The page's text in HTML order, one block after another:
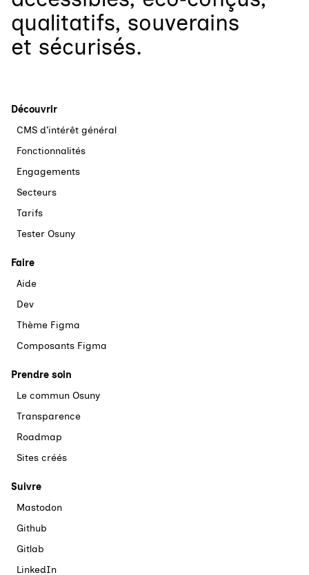
qualitatifs, souverains
et sécurisés.
Découvrir
CMS d’intérêt général
Fonctionnalités
Engagements
Secteurs
Tarifs
Tester Osuny
Faire
Aide
Dev
Thème Figma
Composants Figma
Prendre soin
Le commun Osuny
Transparence
Roadmap
Sites créés
Suivre
Mastodon
Github
Gitlab
LinkedIn